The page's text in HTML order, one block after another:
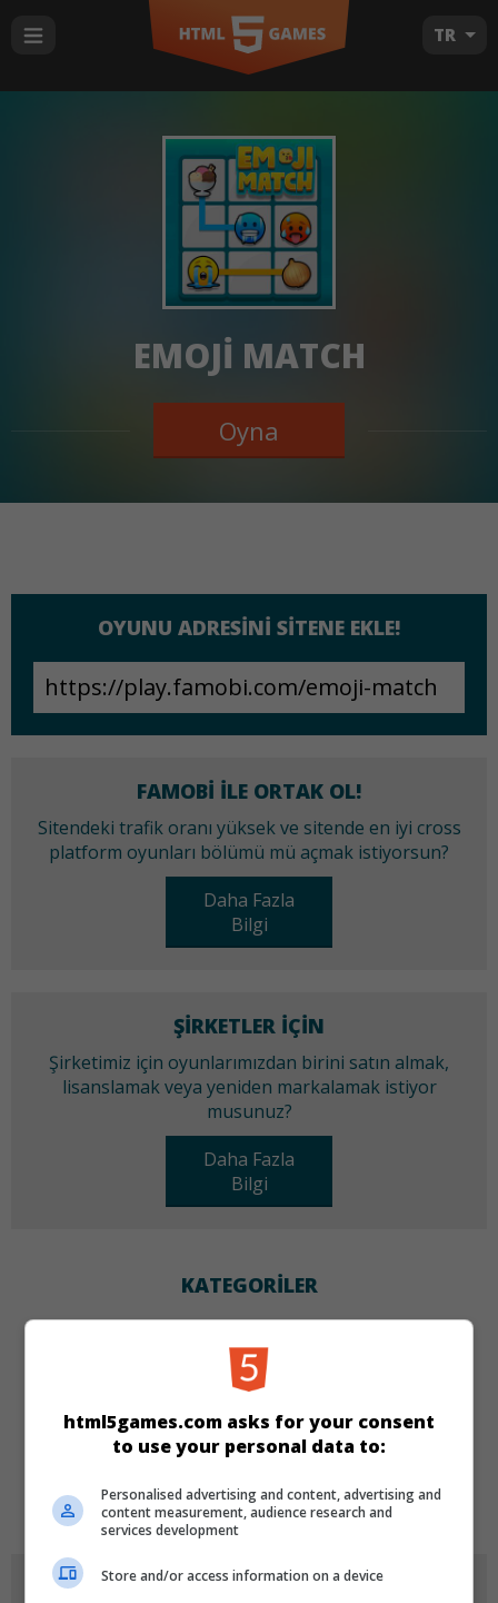
TR
EMOJI MATCH
Oyna
OYUNU ADRESINI SITENE EKLE!
FAMOBI ILE ORTAK OL!
Sitendeki trafik oranı yüksek ve sitende en iyi cross
platform oyunları bölümü mü açmak istiyorsun?
Daha Fazla
Bilgi
ŞIRKETLER IÇIN
Şirketimiz için oyunlarımızdan birini satın almak,
lisanslamak veya yeniden markalamak istiyor
musunuz?
Daha Fazla
Bilgi
KATEGORILER
DILLER
de tr en
OYUN RESIMLERI
html5games.com asks for your consent
to use your personal data to:
Personalised advertising and content, advertising and
content measurement, audience research and
services development
Store and/or access information on a device